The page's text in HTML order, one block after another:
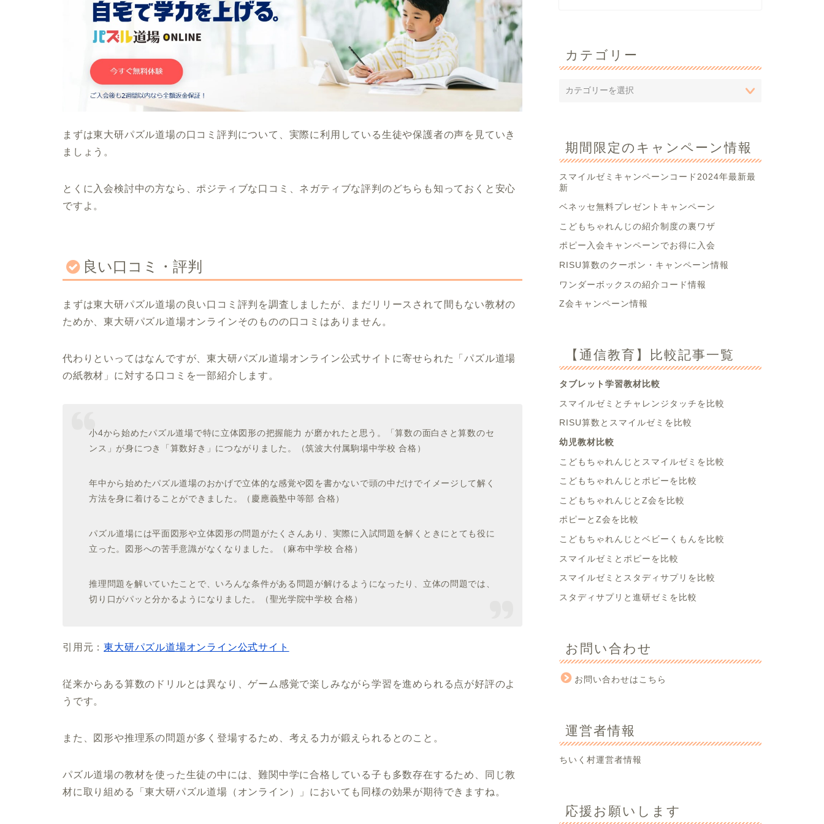
まずは東大研パズル道場の口コミ評判について、実際に利用している生徒や保護者の声を見ていき
ましょう。
とくに入会検討中の方なら、ポジティブな口コミ、ネガティブな評判のどちらも知っておくと安心
ですよ。
良い口コミ・評判
まずは東大研パズル道場の良い口コミ評判を調査しましたが、まだリリースされて間もない教材の
ためか、東大研パズル道場オンラインそのものの口コミはありません。
代わりといってはなんですが、東大研パズル道場オンライン公式サイトに寄せられた「パズル道場
の紙教材」に対する口コミを一部紹介します。
小4から始めたパズル道場で特に立体図形の把握能力 が磨かれたと思う。「算数の面白さと算数のセ
ンス」が身につき「算数好き」につながりました。（筑波大付属駒場中学校 合格）
年中から始めたパズル道場のおかげで立体的な感覚や図を書かないで頭の中だけでイメージして解く
方法を身に着けることができました。（慶應義塾中等部 合格）
パズル道場には平面図形や立体図形の問題がたくさんあり、実際に入試問題を解くときにとても役に
立った。図形への苦手意識がなくなりました。（麻布中学校 合格）
推理問題を解いていたことで、いろんな条件がある問題が解けるようになったり、立体の問題では、
切り口がパッと分かるようになりました。（聖光学院中学校 合格）
引用元：東大研パズル道場オンライン公式サイト
従来からある算数のドリルとは異なり、ゲーム感覚で楽しみながら学習を進められる点が好評のよ
うです。
また、図形や推理系の問題が多く登場するため、考える力が鍛えられるとのこと。
パズル道場の教材を使った生徒の中には、難関中学に合格している子も多数存在するため、同じ教
材に取り組める「東大研パズル道場（オンライン）」においても同様の効果が期待できますね。
カテゴリー
期間限定のキャンペーン情報
スマイルゼミキャンペーンコード2024年最新最
新
ベネッセ無料プレゼントキャンペーン
こどもちゃれんじの紹介制度の裏ワザ
ポピー入会キャンペーンでお得に入会
RISU算数のクーポン・キャンペーン情報
ワンダーボックスの紹介コード情報
Z会キャンペーン情報
【通信教育】比較記事一覧
タブレット学習教材比較
スマイルゼミとチャレンジタッチを比較
RISU算数とスマイルゼミを比較
幼児教材比較
こどもちゃれんじとスマイルゼミを比較
こどもちゃれんじとポピーを比較
こどもちゃれんじとZ会を比較
ポピーとZ会を比較
こどもちゃれんじとベビーくもんを比較
スマイルゼミとポピーを比較
スマイルゼミとスタディサプリを比較
スタディサプリと進研ゼミを比較
お問い合わせ
お問い合わせはこちら
運営者情報
ちいく村運営者情報
応援お願いします